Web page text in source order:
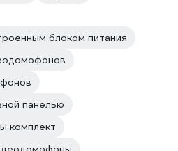
блоком питания
панелью
комплект